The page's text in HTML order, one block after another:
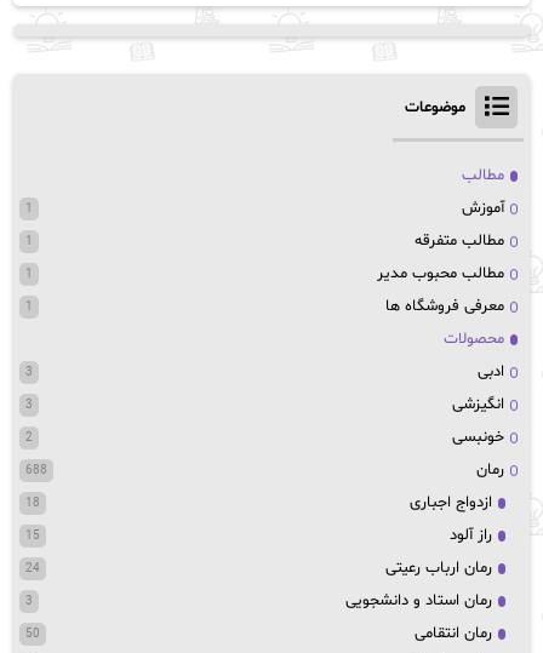
موضوعات
مطالب
آموزش
1
مطالب متفرقه 1
مطالب محبوب مدیر 1
معرفی فروشگاه ها 1
محصولات
ادبی
3
انگیزشی 3
خونبسی 2
رمان 688
ازدواج اجباری 18
راز آلود 15
رمان ارباب رعیتی 24
رمان استاد و دانشجویی 3
رمان انتقامی 50